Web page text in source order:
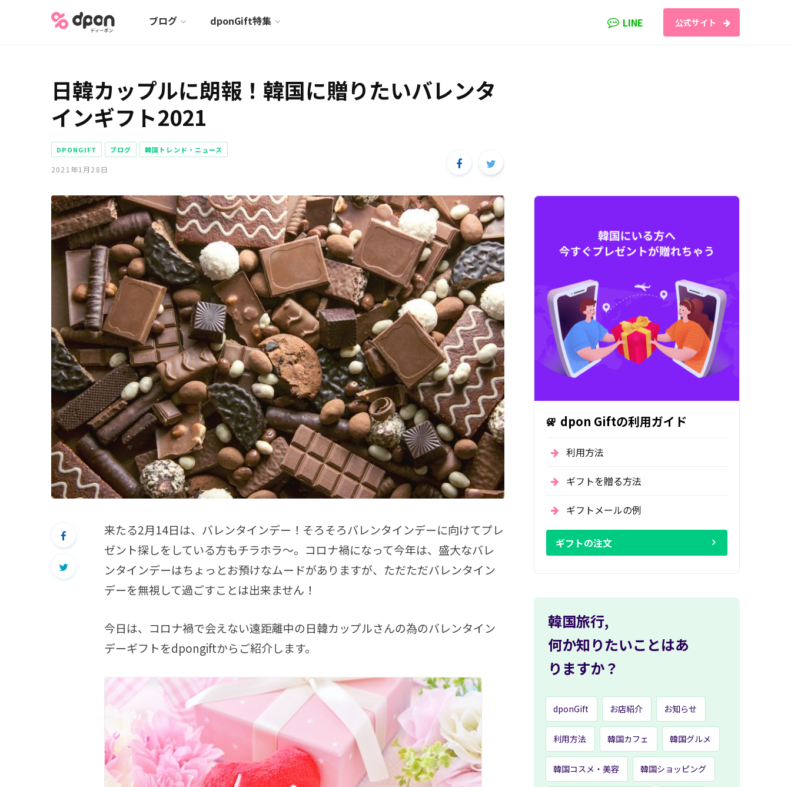
ブログ dponGift特集 LINE 公式サイト
DPONGIFT ブログ 韓国トレンド・ニュース
日韓カップルに朗報！韓国に贈りたいバレンタ
インギフト2021
2021年1月28日
来たる2月14日は、バレンタインデー！そろそろバレンタインデーに向けてプレ
ゼント探しをしている方もチラホラ～。コロナ禍になって今年は、盛大なバレ
ンタインデーはちょっとお預けなムードがありますが、ただただバレンタイン
デーを無視して過ごすことは出来ません！
今日は、コロナ禍で会えない遠距離中の日韓カップルさんの為のバレンタイン
デーギフトをdpongiftからご紹介します。
dpon Giftの利用ガイド
利用方法
ギフトを贈る方法
ギフトメールの例
ギフトの注文
韓国旅行,
何か知りたいことはあ
りますか？
dponGift お店紹介 お知らせ
利用方法 韓国カフェ 韓国グルメ
韓国コスメ・美容 韓国ショッピング